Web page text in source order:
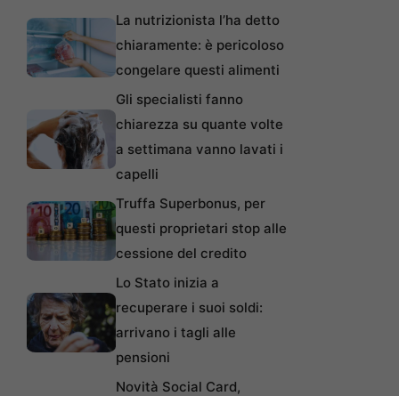
La nutrizionista l’ha detto
chiaramente: è pericoloso
congelare questi alimenti
Gli specialisti fanno
chiarezza su quante volte
a settimana vanno lavati i
capelli
Truffa Superbonus, per
questi proprietari stop alle
cessione del credito
Lo Stato inizia a
recuperare i suoi soldi:
arrivano i tagli alle
pensioni
Novità Social Card,